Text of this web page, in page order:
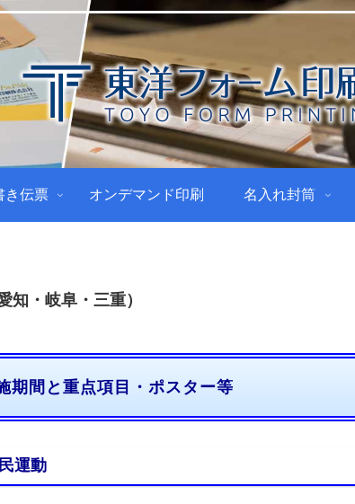
き伝票 オンデマンド印刷 名入れ封筒
知・岐阜・三重）
期間と重点項目・ポスター等
運動